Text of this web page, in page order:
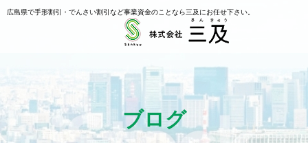
広島県で手形割引・でんさい割引など事業資金のことなら三及にお任せ下さい。
ブログ